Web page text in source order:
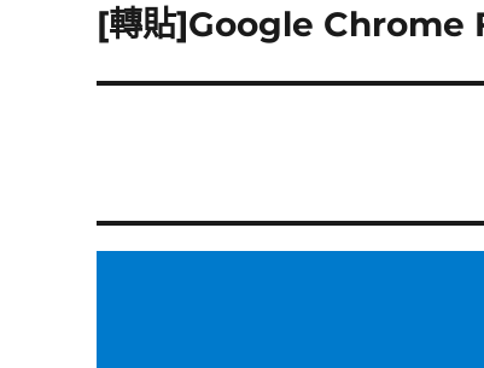
下
篇
[轉貼]Google Chrome